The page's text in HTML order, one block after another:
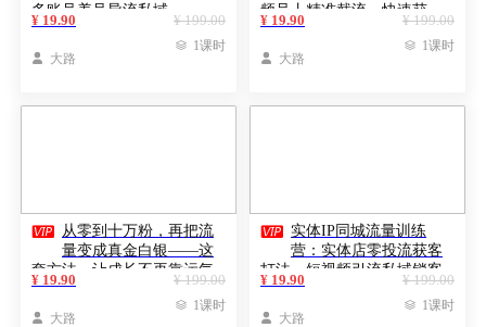
多账号养号导流私域，
DeepSeek批量制作截流话术
素材
¥ 199.00
¥ 19.90
 大路
 1课时
频号丨精准截流，快速获
客，低成本高转化
¥ 199.00
¥ 19.90
 大路
 1课时
 从零到十万粉，再把流
量变成真金白银——这
套方法，让成长不再靠运气
【原创双语字幕】
¥ 199.00
¥ 19.90
 大路
 1课时
 实体IP同城流量训练
营：实体店零投流获客
打法，短视频引流私域锁客
完整闭环教学
¥ 199.00
¥ 19.90
 大路
 1课时